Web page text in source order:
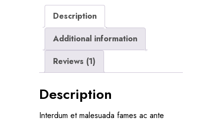
Description
Additional information
Reviews (1)
Description
Interdum et malesuada fames ac ante